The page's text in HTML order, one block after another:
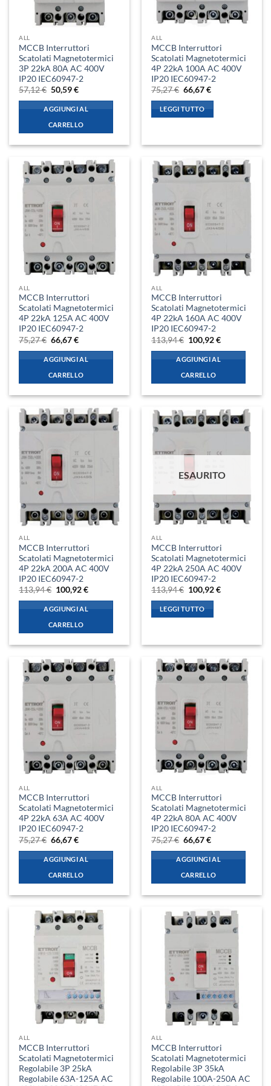
ALL
MCCB Interruttori
Scatolati Magnetotermici
3P 22kA 80A AC 400V
IP20 IEC60947-2
57,12€ Il
prezzo
originale
era:
57,12 €.
50,59€Il
attuale
è:
50,59 €.
AGGIUNGI AL
CARRELLO
ALL
MCCB Interruttori
Scatolati Magnetotermici
4P 22kA 100A AC 400V
IP20 IEC60947-2
75,27€ Il
prezzo
originale
era:
75,27 €.
66,67€Il
66,67 €.
LEGGI TUTTO
ALL
MCCB Interruttori
Scatolati Magnetotermici
4P 22kA 125A AC 400V
IP20 IEC60947-2
75,27€ Il
prezzo
originale
era:
75,27 €.
66,67€Il
attuale
è:
66,67 €.
AGGIUNGI AL
CARRELLO
ALL
MCCB Interruttori
Scatolati Magnetotermici
4P 22kA 160A AC 400V
IP20 IEC60947-2
113,94€ Il
prezzo
originale
era:
113,94 €.
100,92€Il
è:
AGGIUNGI AL
CARRELLO
ALL
MCCB Interruttori
Scatolati Magnetotermici
4P 22kA 200A AC 400V
IP20 IEC60947-2
113,94€ Il
prezzo
originale
era:
113,94 €.
100,92€Il
è:
AGGIUNGI AL
CARRELLO
ESAURITO
ALL
MCCB Interruttori
Scatolati Magnetotermici
4P 22kA 250A AC 400V
IP20 IEC60947-2
113,94€ Il
prezzo
originale
era:
113,94 €.
100,92€Il
LEGGI TUTTO
ALL
MCCB Interruttori
Scatolati Magnetotermici
4P 22kA 63A AC 400V
IP20 IEC60947-2
75,27€ Il
prezzo
originale
era:
75,27 €.
66,67€Il
attuale
è:
66,67 €.
AGGIUNGI AL
CARRELLO
ALL
MCCB Interruttori
Scatolati Magnetotermici
4P 22kA 80A AC 400V
IP20 IEC60947-2
75,27€ Il
prezzo
originale
era:
75,27 €.
66,67€Il
attuale
è:
66,67 €.
AGGIUNGI AL
CARRELLO
ALL
MCCB Interruttori
Scatolati Magnetotermici
Regolabile 3P 25kA
Regolabile 63A-125A AC
ALL
MCCB Interruttori
Scatolati Magnetotermici
Regolabile 3P 35kA
Regolabile 100A-250A AC